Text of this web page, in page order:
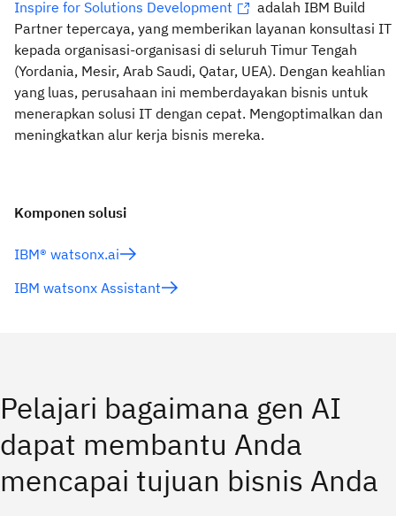
Inspire for Solutions Development
adalah IBM Build
Partner tepercaya, yang memberikan layanan konsultasi IT
kepada organisasi-organisasi di seluruh Timur Tengah
(Yordania, Mesir, Arab Saudi, Qatar, UEA). Dengan keahlian
yang luas, perusahaan ini memberdayakan bisnis untuk
menerapkan solusi IT dengan cepat. Mengoptimalkan dan
meningkatkan alur kerja bisnis mereka.
Komponen solusi
IBM® watsonx.ai
IBM watsonx Assistant
Pelajari bagaimana gen AI
dapat membantu Anda
mencapai tujuan bisnis Anda